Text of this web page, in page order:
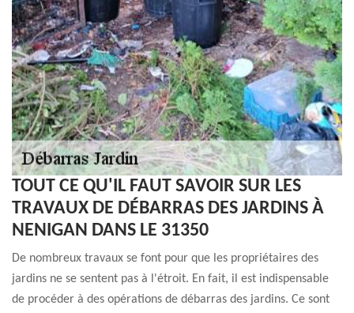
TOUT CE QU'IL FAUT SAVOIR SUR LES
TRAVAUX DE DÉBARRAS DES JARDINS À
NENIGAN DANS LE 31350
De nombreux travaux se font pour que les propriétaires des
jardins ne se sentent pas à l'étroit. En fait, il est indispensable
de procéder à des opérations de débarras des jardins. Ce sont